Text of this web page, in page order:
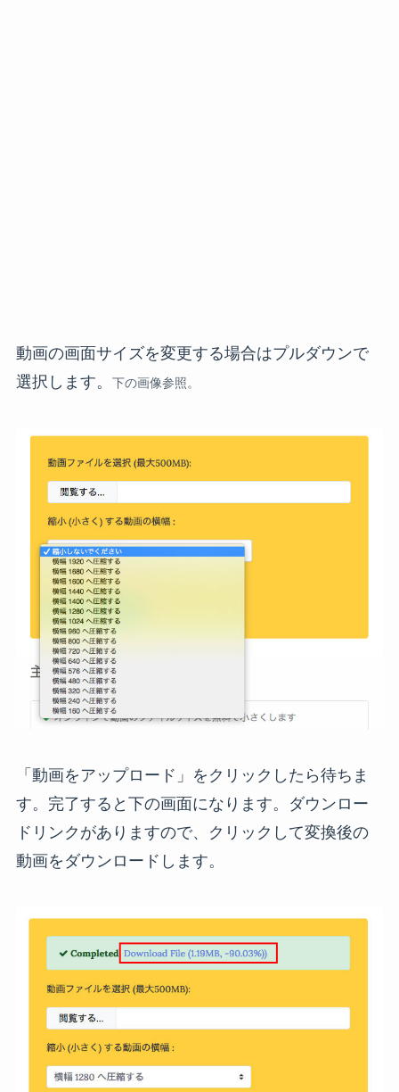
動画の画面サイズを変更する場合はプルダウンで
選択します。
下の画像参照。
「動画をアップロード」をクリックしたら待ちま
す。完了すると下の画面になります。ダウンロー
ドリンクがありますので、クリックして変換後の
動画をダウンロードします。